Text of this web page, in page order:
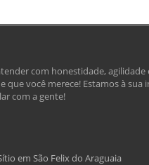
com honestidade, agilidade
que você merece! Estamos à sua
com a gente!
em São Felix do Araguaia